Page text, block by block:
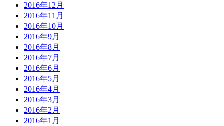
2016年12月
2016年11月
2016年10月
2016年9月
2016年8月
2016年7月
2016年6月
2016年5月
2016年4月
2016年3月
2016年2月
2016年1月